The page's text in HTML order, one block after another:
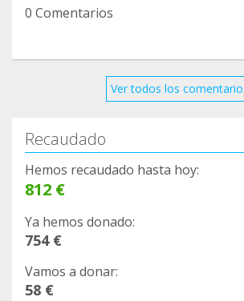
0 Comentarios
Ver todos los
Recaudado
Hemos recaudado hasta hoy:
812 €
Ya hemos donado:
754 €
Vamos a donar:
58 €